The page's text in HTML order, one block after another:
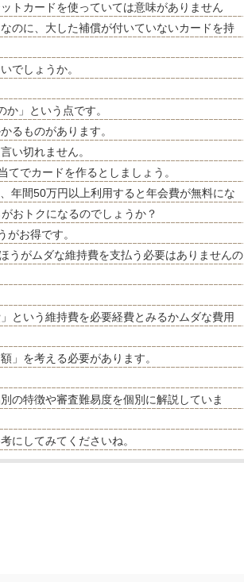
トカードを使っていては意味がありません
のに、大した補償が付いていないカードを持
でしょうか。
」という点です。
るものがあります。
い切れません。
でカードを作るとしましょう。
年間50万円以上利用すると年会費が無料にな
おトクになるのでしょうか？
お得です。
うがムダな維持費を支払う必要はありませんの
という維持費を必要経費とみるかムダな費用
」を考える必要があります。
の特徴や審査難易度を個別に解説していま
にしてみてくださいね。